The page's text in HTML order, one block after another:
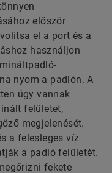
először
el a port és a
használjon
nyom a padlón. A
úgy vannak
felületet,
megjelenését.
a felesleges víz
a padló felületét.
fekete